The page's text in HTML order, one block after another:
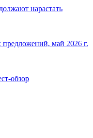
нарастать
май 2026 г.
обзор